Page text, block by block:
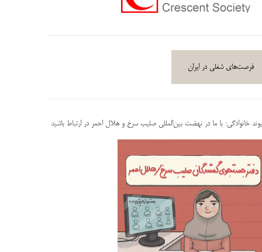
فرصت‌های شغلی در ایران
خانوادگی: با ما در نهضت بین‌المللی صلیب سرخ و هلال احمر در ارتباط باشید